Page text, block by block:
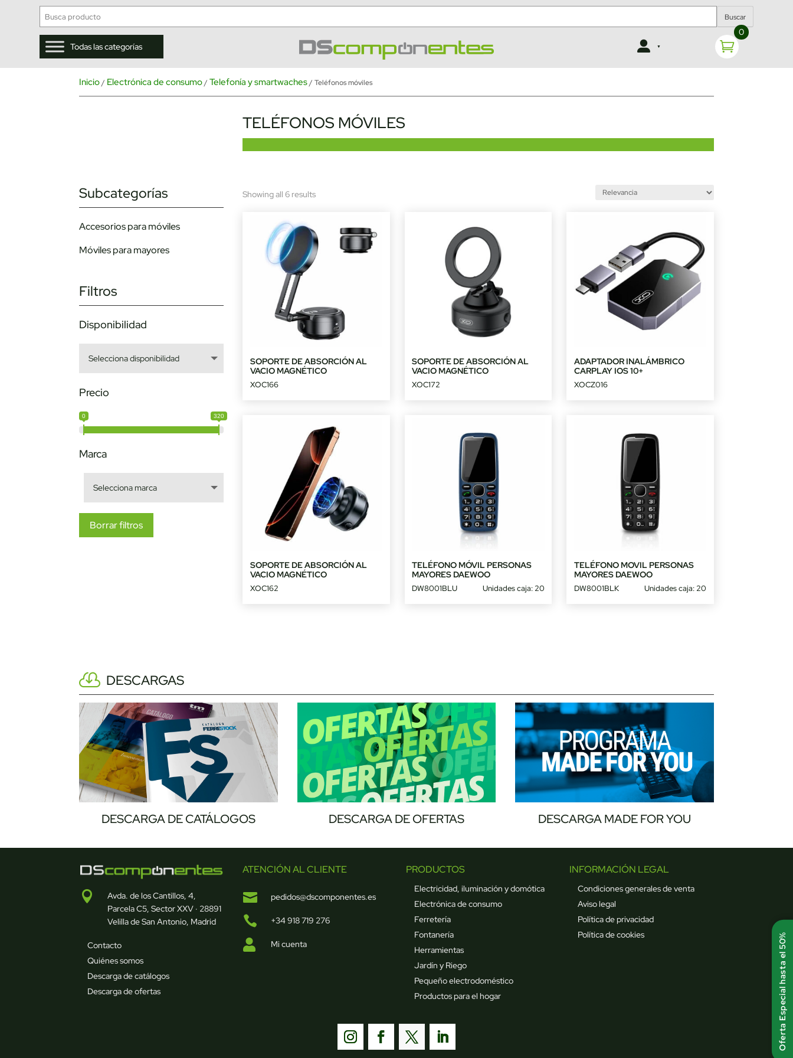
Buscar
Todas las categorías
0
Inicio/ Electrónica de consumo/Telefonía y smartwaches/ Teléfonos móviles
TELÉFONOS MÓVILES
Subcategorías
Accesorios para móviles
Móviles para mayores
Filtros
Disponibilidad
Precio
0 320
Marca
Borrar filtros
Showing all 6 resultsSorted
latest
SOPORTE DE ABSORCIÓN AL
VACIO MAGNÉTICO
XOC166
SOPORTE DE ABSORCIÓN AL
VACIO MAGNÉTICO
XOC172
ADAPTADOR INALÁMBRICO
CARPLAY IOS 10+
XOCZ016
SOPORTE DE ABSORCIÓN AL
VACIO MAGNÉTICO
XOC162
TELÉFONO MÓVIL PERSONAS
MAYORES DAEWOO
DW8001BLU Unidades caja: 20
TELÉFONO MOVIL PERSONAS
MAYORES DAEWOO
DW8001BLK Unidades caja: 20
DESCARGAS
DESCARGA DE CATÁLOGOS DESCARGA DE OFERTAS DESCARGA MADE FOR YOU

Avda. de los Cantillos, 4,
Parcela C5, Sector XXV · 28891
Velilla de San Antonio, Madrid
Contacto
Quiénes somos
Descarga de catálogos
Descarga de ofertas
ATENCIÓN AL CLIENTE
 pedidos@dscomponentes.es
 +34 918 719 276
 Mi cuenta
PRODUCTOS
Electricidad, iluminación y domótica
Electrónica de consumo
Ferretería
Fontanería
Herramientas
Jardín y Riego
Pequeño electrodoméstico
Productos para el hogar
INFORMACIÓN LEGAL
Condiciones generales de venta
Aviso legal
Política de privacidad
Política de cookies
Oferta Especial hasta el 50%